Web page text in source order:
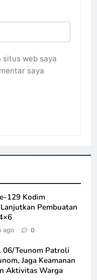
situs web saya
saya
129 Kodim
Pembuatan
ago 0
06/Teunom Patroli
Jaga Keamanan
Aktivitas Warga